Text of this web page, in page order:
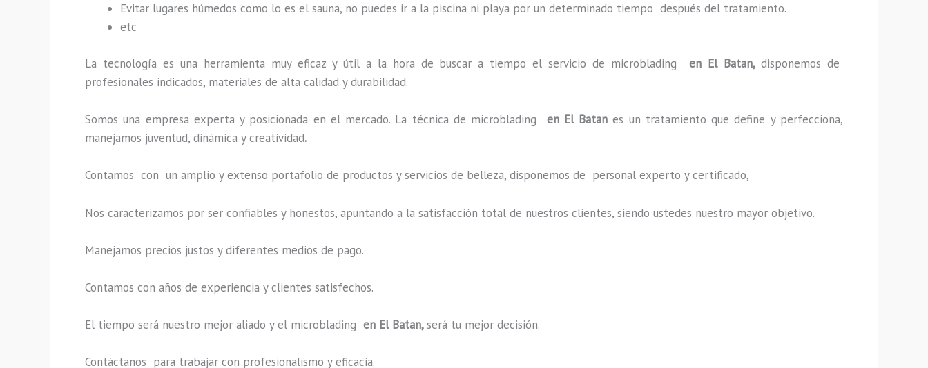
Evitar lugares húmedos como lo es el sauna, no puedes ir a la piscina ni playa por un determinado tiempo después del tratamiento.
etc
La tecnología es una herramienta muy eficaz y útil a la hora de buscar a tiempo el servicio de microblading en El Batan,disponemos de
profesionales indicados, materiales de alta calidad y durabilidad.
Somos una empresa experta y posicionada en el mercado. La técnica de microblading en El Batanes un tratamiento que define y perfecciona,
manejamos juventud, dinámica y creatividad.
Contamos con un amplio y extenso portafolio de productos y servicios de belleza, disponemos de personal experto y certificado,
Nos caracterizamos por ser confiables y honestos, apuntando a la satisfacción total de nuestros clientes, siendo ustedes nuestro mayor objetivo.
Manejamos precios justos y diferentes medios de pago.
Contamos con años de experiencia y clientes satisfechos.
El tiempo será nuestro mejor aliado y el microblading en El Batan,será tu mejor decisión.
Contáctanos para trabajar con profesionalismo y eficacia.